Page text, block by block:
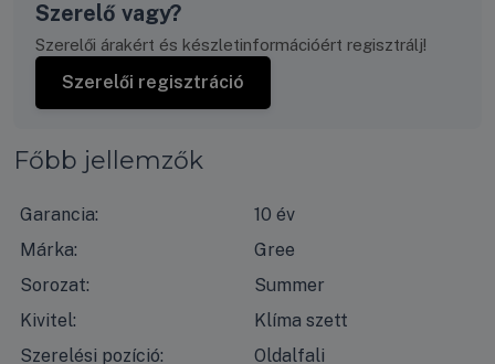
Szerelő vagy?
Szerelői árakért és készletinformációért regisztrálj!
Szerelői regisztráció
Főbb jellemzők
Garancia:
10 év
Márka:
Gree
Sorozat:
Summer
Kivitel:
Klíma szett
Szerelési pozíció:
Oldalfali